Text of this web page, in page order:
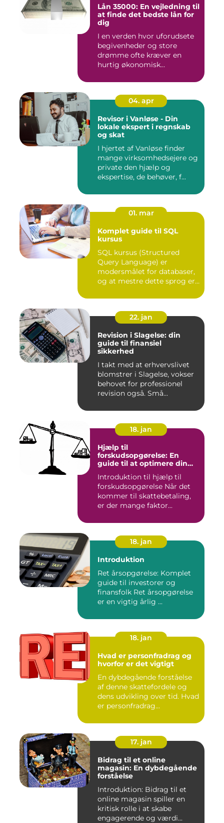
Lån 35000: En vejledning til
at finde det bedste lån for
dig
I en verden hvor uforudsete
begivenheder og store
drømme ofte kræver en
hurtig økonomisk
04. apr
Revisor i Vanløse - Din
lokale ekspert i regnskab
og skat
I hjertet af Vanløse finder
mange virksomhedsejere og
private den hjælp og
ekspertise, de behøver, f...
01. mar
Komplet guide til SQL
kursus
SQL kursus (Structured
Query Language) er
modersmålet for databaser,
og at mestre dette sprog er
22. jan
Revision i Slagelse: din
guide til finansiel
sikkerhed
I takt med at erhvervslivet
blomstrer i Slagelse, vokser
behovet for professionel
revision også. Små...
18. jan
Hjælp til
forskudsopgørelse: En
guide til at optimere din
Introduktion til hjælp til
forskudsopgørelse Når det
kommer til skattebetaling,
er der mange faktor...
18. jan
Introduktion
Ret årsopgørelse: Komplet
guide til investorer og
finansfolk Ret årsopgørelse
er en vigtig årlig ...
18. jan
Hvad er personfradrag og
hvorfor er det vigtigt
En dybdegående forståelse
af denne skattefordele og
dens udvikling over tid. Hvad
er personfradrag...
17. jan
Bidrag til et online
magasin: En dybdegående
forståelse
Introduktion: Bidrag til et
online magasin spiller en
kritisk rolle i at skabe
engagerende og værdi...